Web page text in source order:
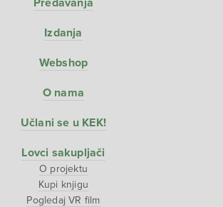
Izdanja
Webshop
O nama
Učlani se u KEK!
Lovci sakupljači
O projektu
Kupi knjigu
Pogledaj VR film